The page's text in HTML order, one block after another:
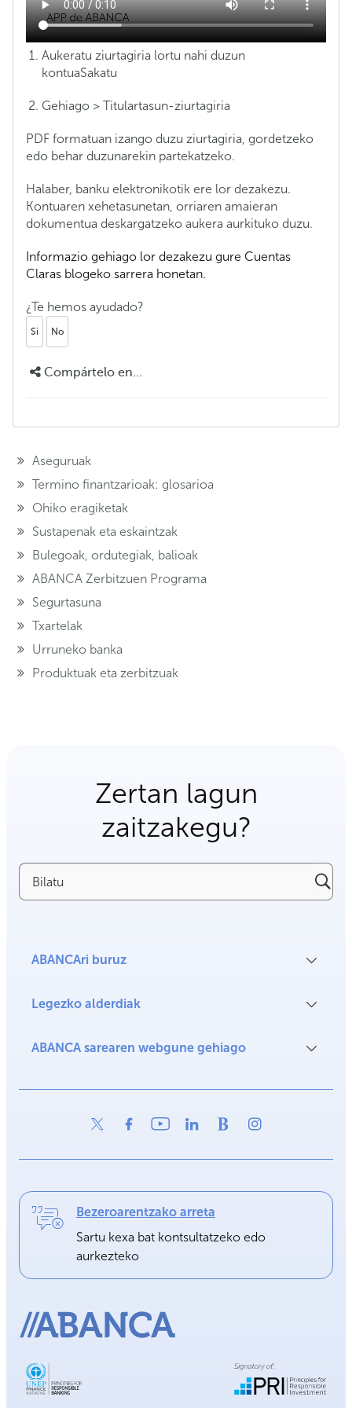
Aukeratu ziurtagiria lortu nahi duzun
kontuaSakatu
Gehiago > Titulartasun-ziurtagiria
PDF formatuan izango duzu ziurtagiria, gordetzeko
edo behar duzunarekin partekatzeko.
Halaber, banku elektronikotik ere lor dezakezu.
Kontuaren xehetasunetan, orriaren amaieran
dokumentua deskargatzeko aukera aurkituko duzu.
Informazio gehiago lor dezakezu gure Cuentas
Claras blogeko sarrera honetan.
¿Te hemos ayudado?
Si No
Compártelo en...
Aseguruak
Termino finantzarioak: glosarioa
Ohiko eragiketak
Sustapenak eta eskaintzak
Bulegoak, ordutegiak, balioak
ABANCA Zerbitzuen Programa
Segurtasuna
Txartelak
Urruneko banka
Produktuak eta zerbitzuak
Zertan lagun
zaitzakegu?
Bilatu
ABANCAri buruz
Legezko alderdiak
ABANCA sarearen webgune gehiago
Bezeroarentzako arreta
Sartu kexa bat kontsultatzeko edo
aurkezteko